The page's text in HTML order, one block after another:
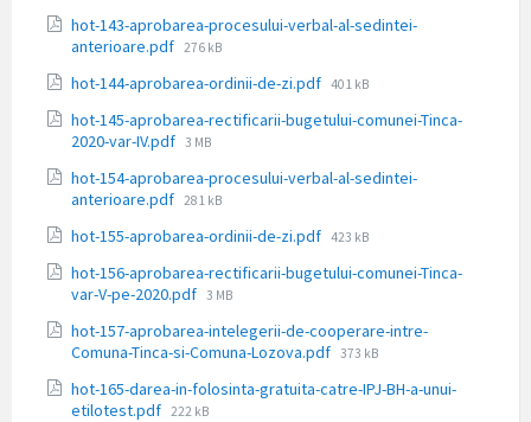
hot-143-aprobarea-procesului-verbal-al-sedintei-
anterioare.pdf Dimensiune
276 kB
hot-144-aprobarea-ordinii-de-zi.pdf Dimensiune
401 kB
hot-145-aprobarea-rectificarii-bugetului-comunei-Tinca-
2020-var-IV.pdf Dimensiune
3 MB
hot-154-aprobarea-procesului-verbal-al-sedintei-
anterioare.pdf Dimensiune
281 kB
hot-155-aprobarea-ordinii-de-zi.pdf Dimensiune
423 kB
hot-156-aprobarea-rectificarii-bugetului-comunei-Tinca-
var-V-pe-2020.pdf Dimensiune
3 MB
hot-157-aprobarea-intelegerii-de-cooperare-intre-
Comuna-Tinca-si-Comuna-Lozova.pdf Dimensiune
373 kB
hot-165-darea-in-folosinta-gratuita-catre-IPJ-BH-a-unui-
etilotest.pdf Dimensiune
222 kB